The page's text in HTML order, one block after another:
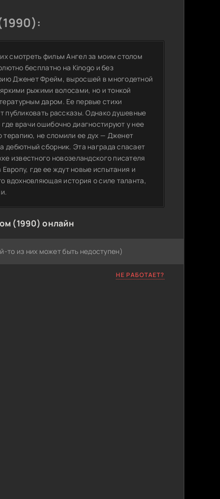
смотреть фильм Ангел за моим столом
бесплатно на Kinogo и без
Дженет Фрейм, выросшей в многодетной
рыжими волосами, но и тонкой
даром. Ее первые стихи
рассказы. Однако душевные
врачи ошибочно диагностируют у нее
не сломили ее дух — Дженет
дебютный сборник. Эта награда спасает
известного новозеландского писателя
где ее ждут новые испытания и
вдохновляющая история о силе таланта,
(1990) онлайн
то из них может быть недоступен)
НЕ РАБОТАЕТ?